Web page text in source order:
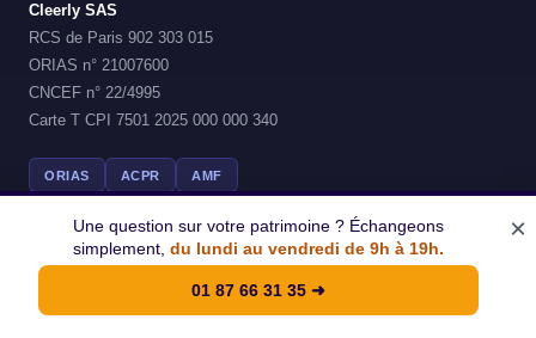
Cleerly SAS
RCS de Paris 902 303 015
ORIAS n° 21007600
CNCEF n° 22/4995
Carte T CPI 7501 2025 000 000 340
ORIAS ACPR AMF
© 2026 Cleerly - Tous droits reserves
Une question sur votre patrimoine ? Échangeons
simplement, du lundi au vendredi de 9h à 19h.
01 87 66 31 35 ➜
×